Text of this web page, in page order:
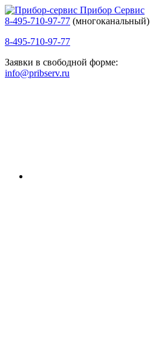
Прибор Сервис
8-495-710-97-77 (многоканальный)
8-495-710-97-77
Заявки в свободной форме:
info@pribserv.ru